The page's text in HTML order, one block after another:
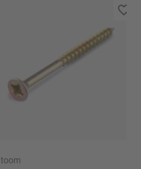
toom